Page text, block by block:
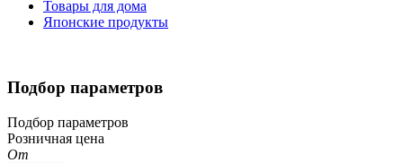
Товары для дома
Японские продукты
Подбор параметров
Подбор параметров
Розничная цена
От